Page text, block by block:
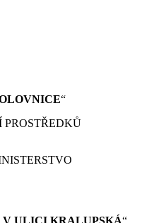
“
V ULICI KRALUPSKÁ“